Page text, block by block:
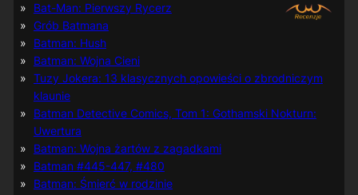
Bat-Man: Pierwszy Rycerz
Grób Batmana
Batman: Hush
Batman: Wojna Cieni
Tuzy Jokera: 13 klasycznych opowieści o zbrodniczym
klaunie
Batman Detective Comics, Tom 1: Gothamski Nokturn:
Uwertura
Batman: Wojna żartów z zagadkami
Batman #445-447, #480
Batman: Śmierć w rodzinie